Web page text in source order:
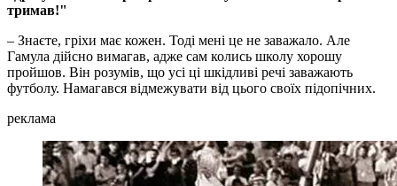
тримав!"
– Знаєте, гріхи має кожен. Тоді мені це не заважало. Але
Гамула дійсно вимагав, адже сам колись школу хорошу
пройшов. Він розумів, що усі ці шкідливі речі заважають
футболу. Намагався відмежувати від цього своїх підопічних.
реклама